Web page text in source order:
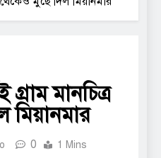
গ্রাম মানচিত্র
মিয়ানমার
0 1 Mins